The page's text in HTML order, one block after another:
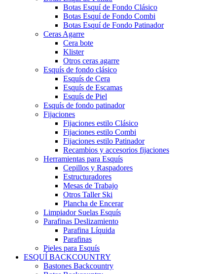
Botas Esquí de Fondo Clásico
Botas Esquí de Fondo Combi
Botas Esquí de Fondo Patinador
Ceras Agarre
Cera bote
Klister
Otros ceras agarre
Esquís de fondo clásico
Esquís de Cera
Esquís de Escamas
Esquís de Piel
Esquís de fondo patinador
Fijaciones
Fijaciones estilo Clásico
Fijaciones estilo Combi
Fijaciones estilo Patinador
Recambios y accesorios fijaciones
Herramientas para Esquís
Cepillos y Raspadores
Estructuradores
Mesas de Trabajo
Otros Taller Ski
Plancha de Encerar
Limpiador Suelas Esquís
Parafinas Deslizamiento
Parafina Líquida
Parafinas
Pieles para Esquís
ESQUÍ BACKCOUNTRY
Bastones Backcountry